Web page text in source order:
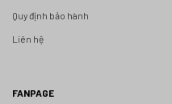
Quy định bảo hành
Liên hệ
FANPAGE